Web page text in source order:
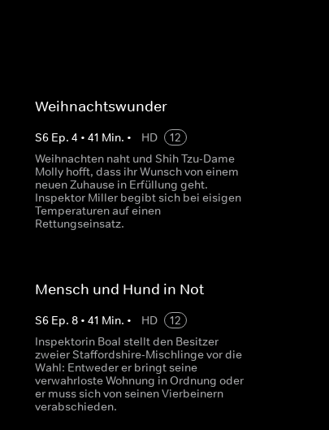
Weihnachtswunder
S6 Ep. 4 • 41 Min. • HD
12
Weihnachten naht und Shih Tzu-Dame
Molly hofft, dass ihr Wunsch von einem
neuen Zuhause in Erfüllung geht.
Inspektor Miller begibt sich bei eisigen
Temperaturen auf einen
Rettungseinsatz.
Mensch und Hund in Not
S6 Ep. 8• 41 Min. • HD
12
Inspektorin Boal stellt den Besitzer
zweier Staffordshire-Mischlinge vor die
Wahl: Entweder er bringt seine
verwahrloste Wohnung in Ordnung oder
er muss sich von seinen Vierbeinern
verabschieden.